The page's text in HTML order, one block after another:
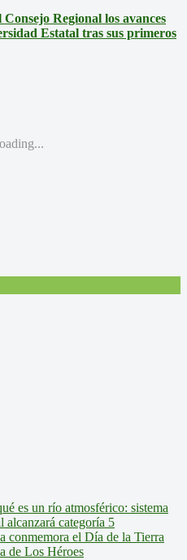
Regional los avances
Estatal tras sus primeros
es un río atmosférico: sistema
alcanzará categoría 5
conmemora el Día de la Tierra
de Los Héroes